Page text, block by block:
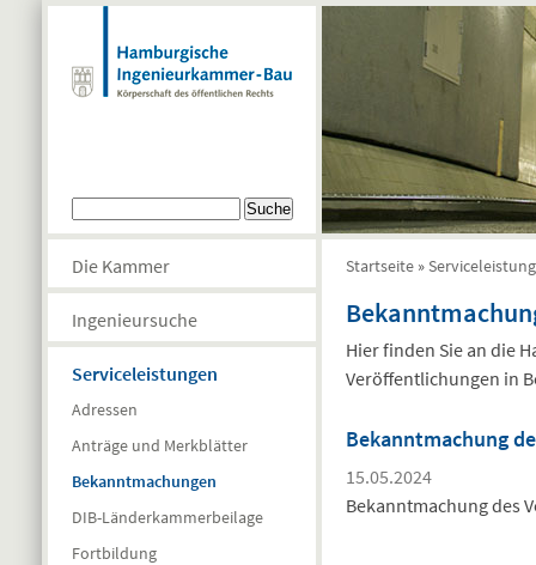
Direkt zum Inhalt
Suchformular
Die Kammer
Ingenieursuche
Serviceleistungen
Adressen
Anträge und Merkblätter
Bekanntmachungen
DIB-Länderkammerbeilage
Fortbildung
Sie sind hier
Startseite »
Hier finden Sie an die
Veröffentlichungen in
Bekanntmachung
15.05.2024
Bekanntmachung des